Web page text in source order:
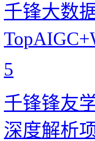
千锋大数
5
千锋锋友
深度解析